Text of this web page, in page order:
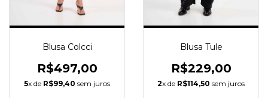
Blusa Colcci
R$497,00
5x de R$99,40 sem juros
Blusa Tule
R$229,00
2x de R$114,50 sem juros